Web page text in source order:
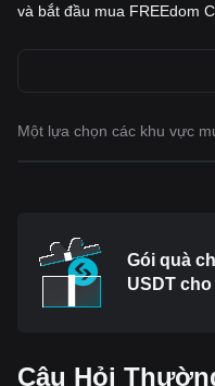
và bắt đầu mua FREEdom
Một lựa chọn các khu vực
Gói quà
USDT
Câu Hỏi